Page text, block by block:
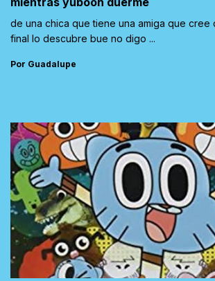
de una chica que tiene una amiga que cree
final lo descubre bue no digo ...
Por Guadalupe